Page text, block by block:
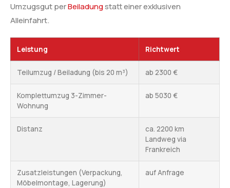
Umzugsgut perBeiladungstatt einer exklusiven
Alleinfahrt.
Leistung Richtwert
Teilumzug / Beiladung (bis 20 m³) ab 2300 €
Komplettumzug 3-Zimmer-
Wohnung
ab 5030 €
Distanz
ca. 2200 km
Landweg via
Frankreich
Zusatzleistungen (Verpackung,
Möbelmontage, Lagerung)
auf Anfrage